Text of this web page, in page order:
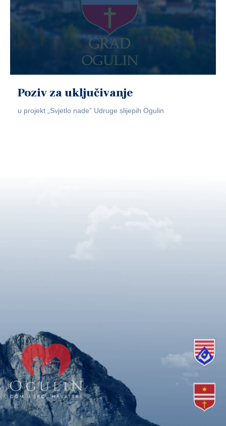
Poziv za uključivanje
u projekt „Svjetlo nade” Udruge slijepih Ogulin